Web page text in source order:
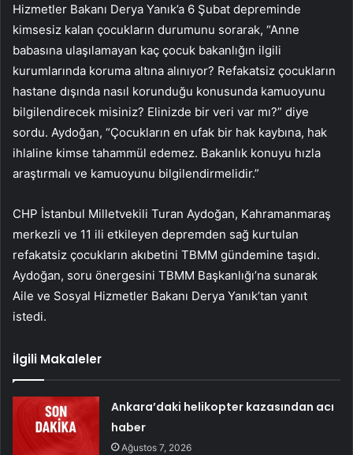
Hizmetler Bakanı Derya Yanık’a 6 Şubat depreminde
kimsesiz kalan çocukların durumunu sorarak, “Anne
babasına ulaşılamayan kaç çocuk bakanlığın ilgili
kurumlarında koruma altına alınıyor? Refakatsiz çocukların
hastane dışında nasıl korunduğu konusunda kamuoyunu
bilgilendirecek misiniz? Elinizde bir veri var mı?” diye
sordu. Aydoğan, “Çocukların en ufak bir hak kaybına, hak
ihlaline kimse tahammül edemez. Bakanlık konuyu hızla
araştırmalı ve kamuoyunu bilgilendirmelidir.”
CHP İstanbul Milletvekili Turan Aydoğan, Kahramanmaraş
merkezli ve 11 ili etkileyen depremden sağ kurtulan
refakatsiz çocukların akıbetini TBMM gündemine taşıdı.
Aydoğan, soru önergesini TBMM Başkanlığı’na sunarak
Aile ve Sosyal Hizmetler Bakanı Derya Yanık’tan yanıt
istedi.
İlgili Makaleler
Ankara’daki helikopter kazasından acı
haber
Ağustos 7, 2026